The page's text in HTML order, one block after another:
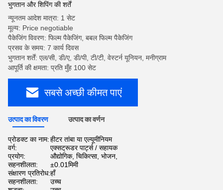
भुगतान और शिपिंग की शर्तें
न्यूनतम आदेश मात्रा: 1 सेट
मूल्य: Price negotiable
पैकेजिंग विवरण: फिल्म पैकेजिंग, बबल फिल्म पैकेजिंग
प्रसव के समय: 7 कार्य दिवस
भुगतान शर्तें: एल/सी, डी/ए, डी/पी, टी/टी, वेस्टर्न यूनियन, मनीग्राम
आपूर्ति की क्षमता: प्रति मुँह 100 सेट
सबसे अच्छी कीमत पाएं
उत्पाद का विवरण उत्पाद का वर्णन
प्रोडक्ट का नाम:हीटर तांबा या एल्यूमीनियम
वर्ग:
एक्सट्रूडर पार्ट्स / सहायक
प्रयोग:
औद्योगिक, चिकित्सा, भोजन,
सहनशीलता:
±0.01मिमी
संक्षारण प्रतिरोध:हाँ
सहनशीलता:
उच्च